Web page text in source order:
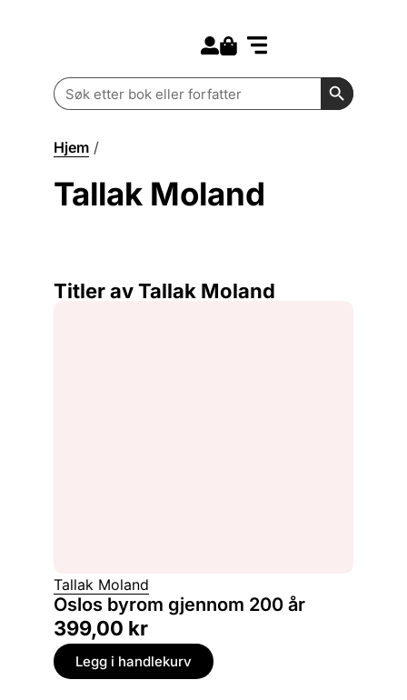
Search
for:
Search
Hjem /
Tallak Moland
Titler av Tallak Moland
Tallak Moland
Oslos byrom gjennom 200 år
399,00 kr
Legg i handlekurv